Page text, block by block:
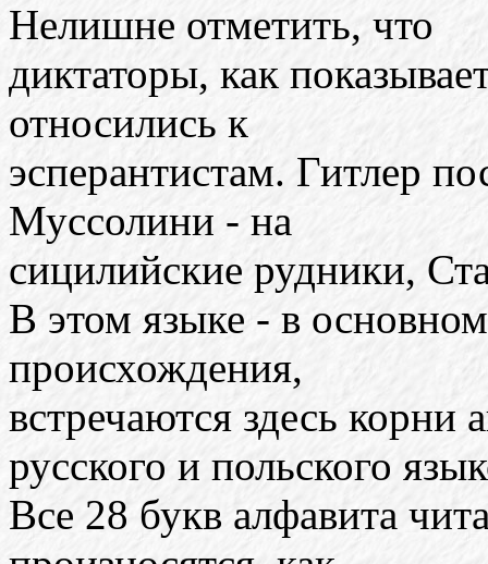
Нелишне отметить, что
диктаторы, как
относились к
эсперантистам. Гитлер
Муссолини - на
сицилийские рудники,
В этом языке - в
происхождения,
встречаются здесь корни
русского и польского
Все 28 букв алфавита